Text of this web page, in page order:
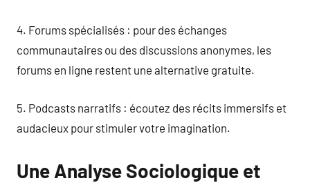
4. Forums spécialisés : pour des échanges
communautaires ou des discussions anonymes, les
forums en ligne restent une alternative gratuite.
5. Podcasts narratifs : écoutez des récits immersifs et
audacieux pour stimuler votre imagination.
Une Analyse Sociologique et